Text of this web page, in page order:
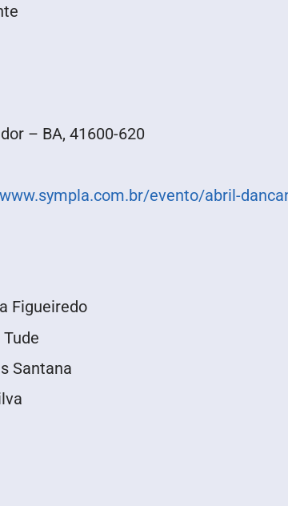
– BA, 41600-620
evento/abril-
Figueiredo
Santana